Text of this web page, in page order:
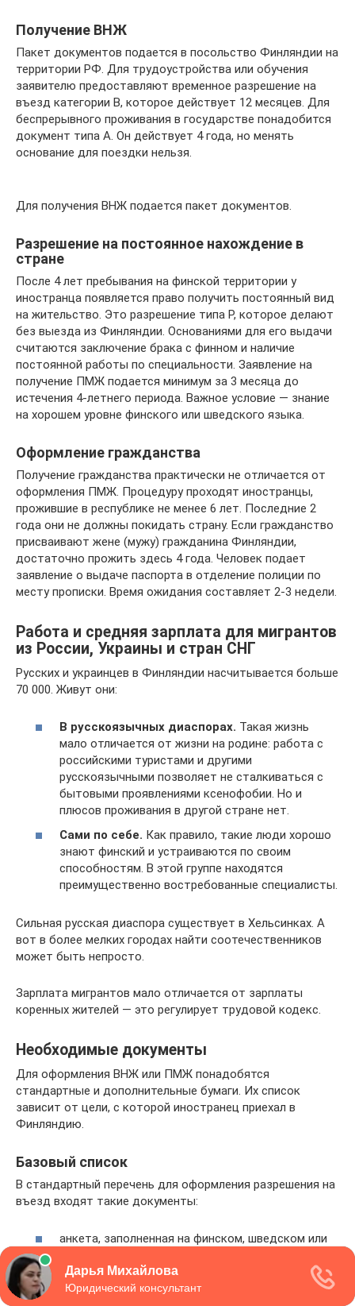
Получение ВНЖ
Пакет документов подается в посольство Финляндии на
территории РФ. Для трудоустройства или обучения
заявителю предоставляют временное разрешение на
въезд категории B, которое действует 12 месяцев. Для
беспрерывного проживания в государстве понадобится
документ типа А. Он действует 4 года, но менять
основание для поездки нельзя.
Для получения ВНЖ подается пакет документов.
Разрешение на постоянное нахождение в
стране
После 4 лет пребывания на финской территории у
иностранца появляется право получить постоянный вид
на жительство. Это разрешение типа P, которое делают
без выезда из Финляндии. Основаниями для его выдачи
считаются заключение брака с финном и наличие
постоянной работы по специальности. Заявление на
получение ПМЖ подается минимум за 3 месяца до
истечения 4-летнего периода. Важное условие — знание
на хорошем уровне финского или шведского языка.
Оформление гражданства
Получение гражданства практически не отличается от
оформления ПМЖ. Процедуру проходят иностранцы,
прожившие в республике не менее 6 лет. Последние 2
года они не должны покидать страну. Если гражданство
присваивают жене (мужу) гражданина Финляндии,
достаточно прожить здесь 4 года. Человек подает
заявление о выдаче паспорта в отделение полиции по
месту прописки. Время ожидания составляет 2-3 недели.
Работа и средняя зарплата для мигрантов
из России, Украины и стран СНГ
Русских и украинцев в Финляндии насчитывается больше
70 000. Живут они:
В русскоязычных диаспорах. Такая жизнь
мало отличается от жизни на родине: работа с
российскими туристами и другими
русскоязычными позволяет не сталкиваться с
бытовыми проявлениями ксенофобии. Но и
плюсов проживания в другой стране нет.
Сами по себе. Как правило, такие люди хорошо
знают финский и устраиваются по своим
способностям. В этой группе находятся
преимущественно востребованные специалисты.
Сильная русская диаспора существует в Хельсинках. А
вот в более мелких городах найти соотечественников
может быть непросто.
Зарплата мигрантов мало отличается от зарплаты
коренных жителей — это регулирует трудовой кодекс.
Необходимые документы
Для оформления ВНЖ или ПМЖ понадобятся
стандартные и дополнительные бумаги. Их список
зависит от цели, с которой иностранец приехал в
Финляндию.
Базовый список
В стандартный перечень для оформления разрешения на
въезд входят такие документы:
анкета, заполненная на финском, шведском или
загранпаспорт со сроком действия минимум 6
месяцев;